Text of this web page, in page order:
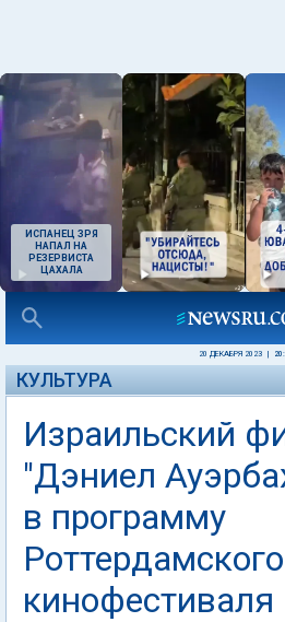
ИСПАНЕЦ ЗРЯ
НАПАЛ НА
РЕЗЕРВИСТА
ЦАХАЛА
20 ДЕКАБРЯ 2023
КУЛЬТУРА
Израильский
"Дэниел
в программу
Роттердамского
кинофестиваля